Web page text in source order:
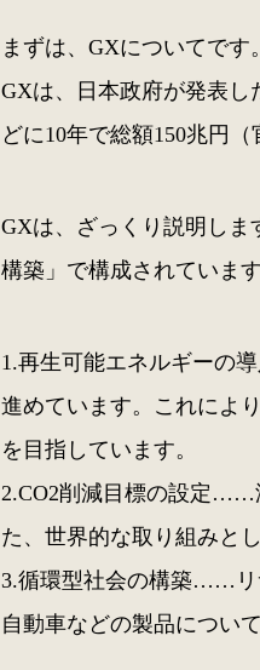
まずは、GXについてです。
GXは、日本政府が発表し
どに10年で総額150兆円
GXは、ざっくり説明しま
構築」で構成されています
1.再生可能エネルギーの
進めています。これによ
を目指しています。
2.CO2削減目標の設定……
た、世界的な取り組みと
3.循環型社会の構築……リ
自動車などの製品につい